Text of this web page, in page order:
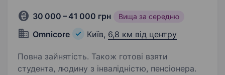
30 000 – 41 000 грн Вища за середню
Omnicore Київ, 6,8 км від центру
Повна зайнятість. Також готові взяти
студента, людину з інвалідністю, пенсіонера.